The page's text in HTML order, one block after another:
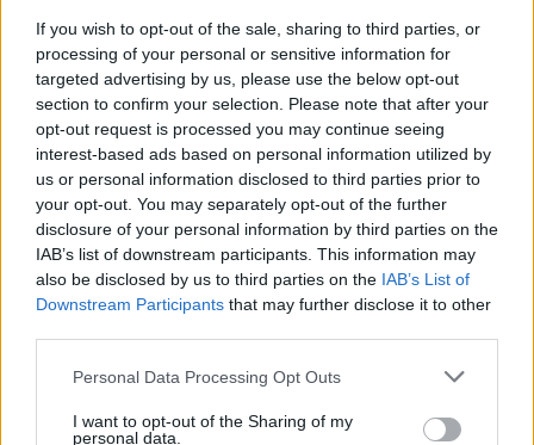
If you wish to opt-out of the sale, sharing to third parties, or
processing of your personal or sensitive information for
targeted advertising by us, please use the below opt-out
section to confirm your selection. Please note that after your
opt-out request is processed you may continue seeing
interest-based ads based on personal information utilized by
us or personal information disclosed to third parties prior to
your opt-out. You may separately opt-out of the further
disclosure of your personal information by third parties on the
IAB’s list of downstream participants. This information may
also be disclosed by us to third parties on the IAB’s List of
Downstream Participants that may further disclose it to other
Personal Data Processing Opt Outs
I want to opt-out of the Sharing of my
personal data.
Daugiau nuotraukų (6)
(Kaliningrado) srityje ir jo skrydžio į Lietuvą kelias.